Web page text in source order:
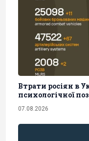
Втрати росіян в
психологічної
07.08.2026